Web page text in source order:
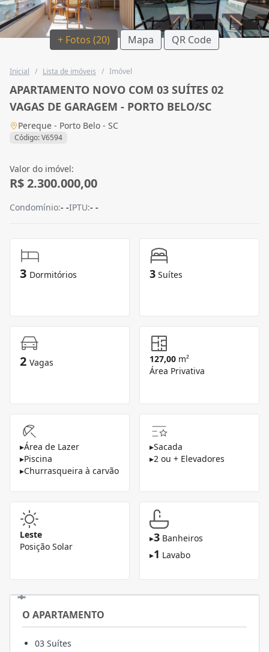
+ Fotos (20) Mapa QR Code
Inicial / Lista de imóveis / Imóvel
APARTAMENTO NOVO COM 03 SUÍTES 02
VAGAS DE GARAGEM - PORTO BELO/SC
Pereque - Porto Belo - SC
Código: V6594
Valor do imóvel:
R$ 2.300.000,00
Condomínio:- -IPTU:- -
3 Dormitórios 3 Suítes
2 Vagas 127,00 m²
Área Privativa
▸Área de Lazer
▸Piscina
▸Churrasqueira à carvão
▸Sacada
▸2 ou + Elevadores
Leste
Posição Solar
▸3 Banheiros
▸1 Lavabo
O APARTAMENTO
03 Suítes